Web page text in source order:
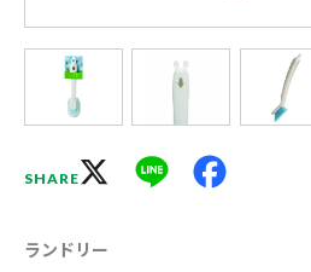
SHARE Line
ランドリー